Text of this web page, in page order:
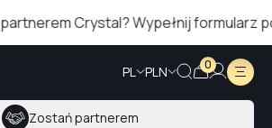
Crystal? Wypełnij formularz po
PL PLN 0
Zostań partnerem